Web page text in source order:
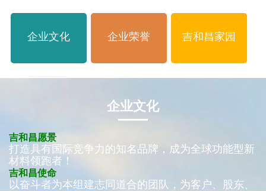
企业文化 企业荣誉 吉和昌家园
企业文化
吉和昌愿景
打造具有国际竞争力的知名品牌，成为全球功能型新
材料领跑者！
吉和昌使命
以奋斗者为本组建志同道合的团队，为客户、股东、